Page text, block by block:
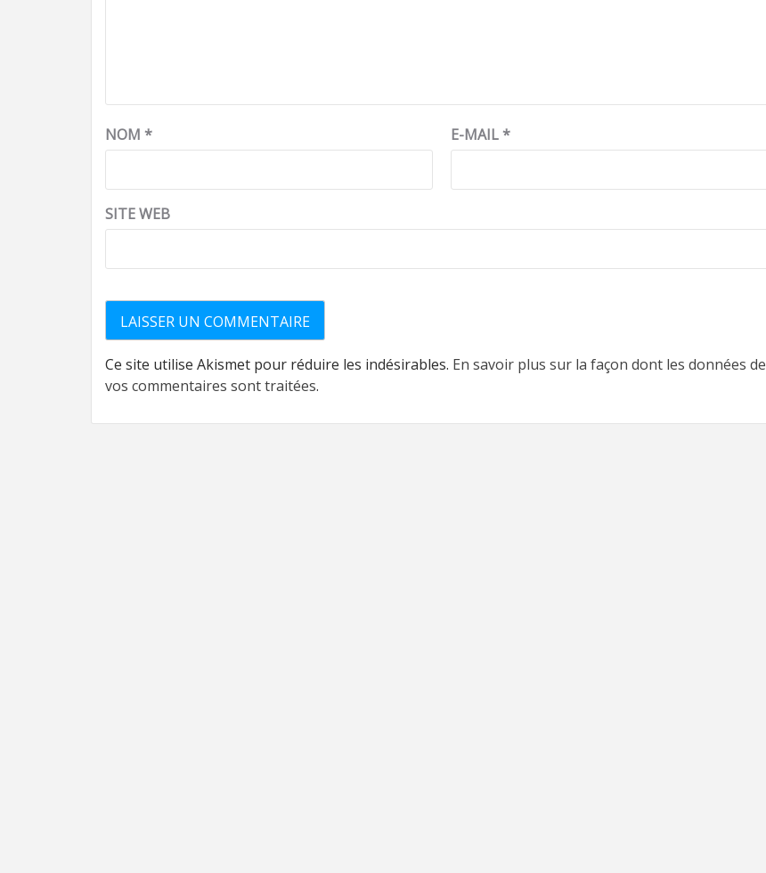
NOM * E-MAIL*
SITE WEB
Ce site utilise Akismet pour réduire les indésirables. En savoir plus sur la façon dont les données de
vos commentaires sont traitées.